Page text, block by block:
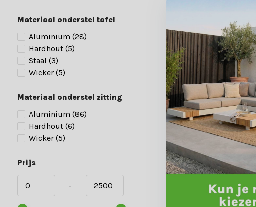
Materiaal onderstel tafel
Aluminium (28)
Hardhout (5)
Staal (3)
Wicker (5)
Materiaal onderstel zitting
Aluminium (86)
Hardhout (6)
Wicker (5)
Prijs
-